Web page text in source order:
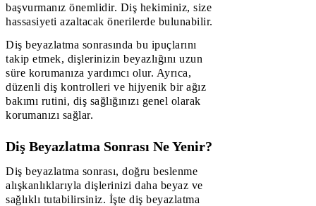
başvurmanız önemlidir. Diş hekiminiz, size
hassasiyeti azaltacak önerilerde bulunabilir.
Diş beyazlatma sonrasında bu ipuçlarını
takip etmek, dişlerinizin beyazlığını uzun
süre korumanıza yardımcı olur. Ayrıca,
düzenli diş kontrolleri ve hijyenik bir ağız
bakımı rutini, diş sağlığınızı genel olarak
korumanızı sağlar.
Diş Beyazlatma Sonrası Ne Yenir?
Diş beyazlatma sonrası, doğru beslenme
alışkanlıklarıyla dişlerinizi daha beyaz ve
sağlıklı tutabilirsiniz. İşte diş beyazlatma